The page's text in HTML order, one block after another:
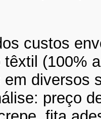
custos
(100%
em diversos
preço